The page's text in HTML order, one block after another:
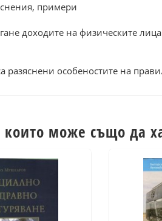
примери
доходите на физическите лица
разяснени особеностите на
може също да